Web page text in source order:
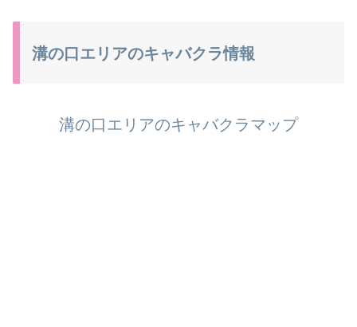
溝の口エリアのキャバクラ情報
溝の口エリアのキャバクラマップ